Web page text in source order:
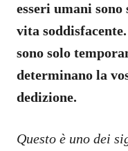
esseri umani
vita
sono solo
determinano la
dedizione.
Questo è uno dei